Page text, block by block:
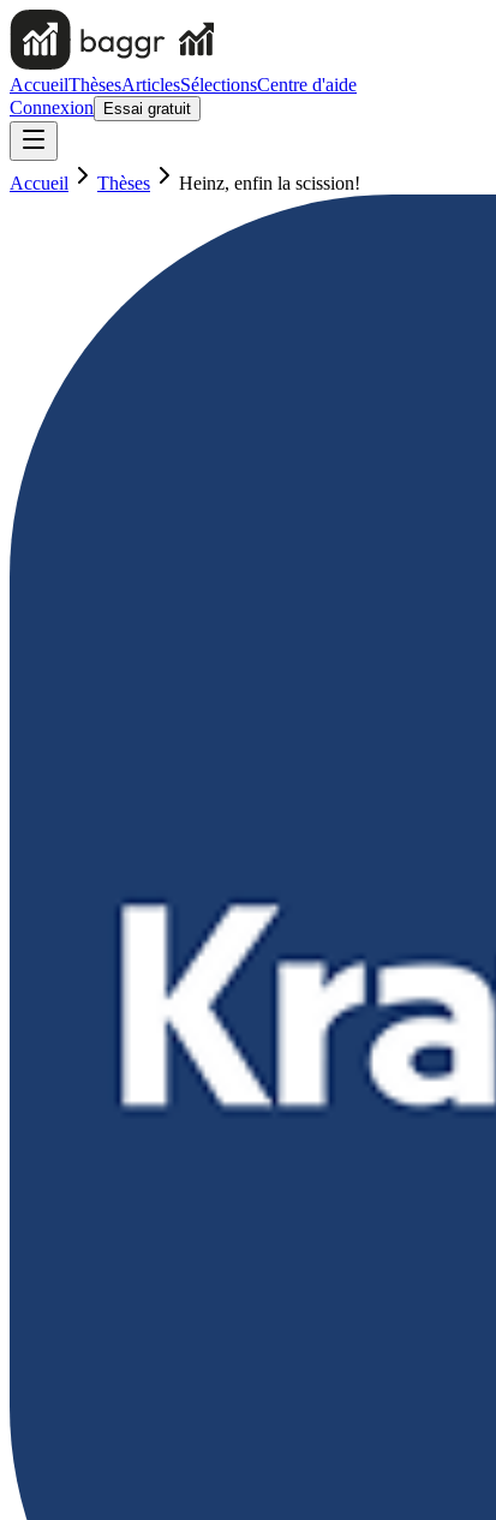
AccueilThèsesArticlesSélectionsCentre d'aide
Connexion
Essai gratuit
Accueil Thèses Heinz, enfin la scission!